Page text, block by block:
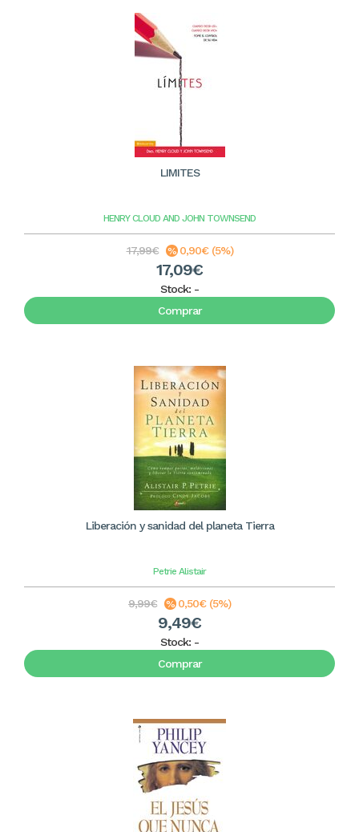
LIMITES
HENRY CLOUD AND JOHN TOWNSEND
17,99€ 0,90€ (5%)
17,09€
Stock: -
Comprar
Liberación y sanidad del planeta Tierra
Petrie Alistair
9,99€ 0,50€ (5%)
9,49€
Stock: -
Comprar